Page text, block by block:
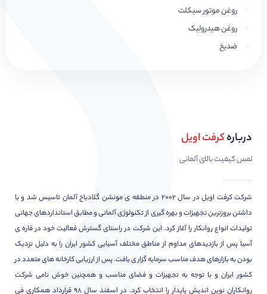
روغن موتور سیکلت
روغن هیدرولیک
ضدیخ
دربارهکرفت اویل
لمس کیفیت بالای آلمانی
شرکت کرفت اویل در سال ۲۰۰۲ در منطقه ی مونشن گلادباخ آلمان تاسیس شد و با
داشتن بروزترین تجهیزات و بهره گیری از تکنولوژی آلمانی و مطابق استانداردهای جهانی
تولیدات انواع روانکار را آغاز کرد. این شرکت در راستای گسترش فعالیت خود در قاره ی
آسیا پس از بازدیدهای مداوم از مناطق مختلف آسیایی کشور ایران را به دلیل نزدیک
بودن به بازارهای هدف مناسب سرمایه گزاری یافت. پس از ارزیابی کارخانه های متعدد در
کشور ایران و با توجه به تجهیزات و فضای مناسب و همچنین خوش نامی شرکت
روانکاران نوین اندیش پایدار را انتخاب کرد. در اسفند سال ۹۸ قرارداد همکاری فی